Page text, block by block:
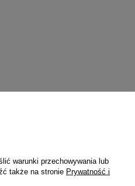
miejski/casual
warunki przechowywania lub
także na stronie Prywatność i